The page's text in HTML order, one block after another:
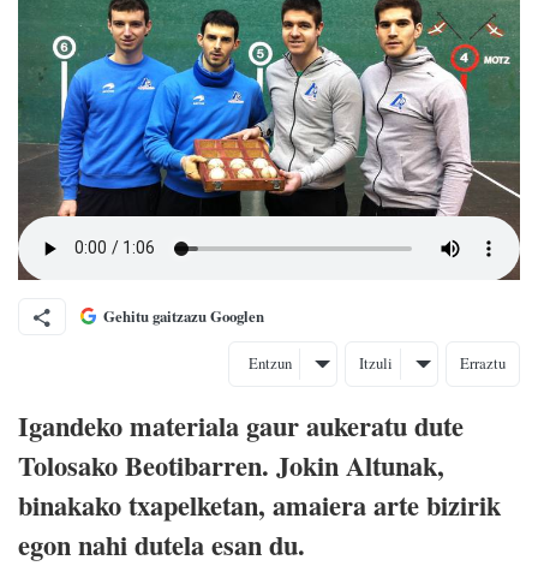
Gehitu gaitzazu Googlen
Entzun Itzuli Erraztu
Igandeko materiala gaur aukeratu dute
Tolosako Beotibarren. Jokin Altunak,
binakako txapelketan, amaiera arte bizirik
egon nahi dutela esan du.